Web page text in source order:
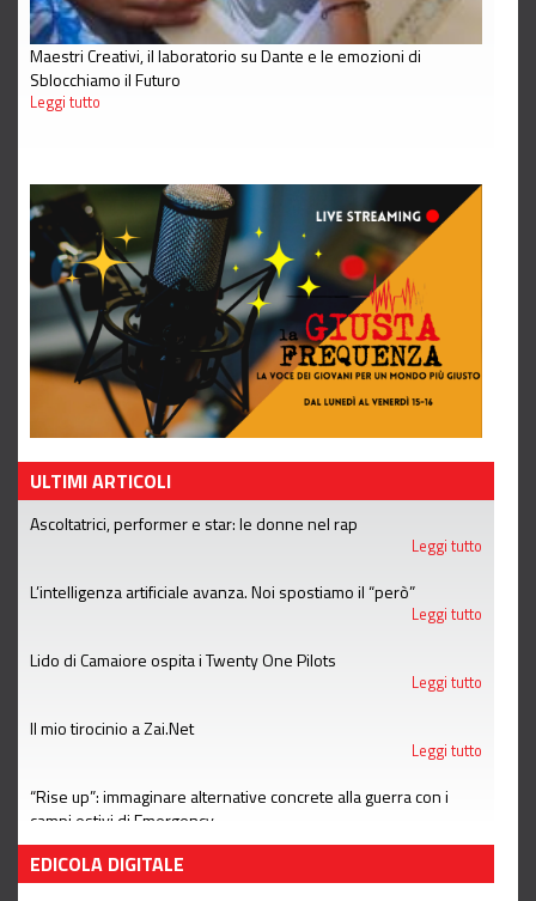
Maestri Creativi, il laboratorio su Dante e le emozioni di
Sblocchiamo il Futuro
Leggi tutto
ULTIMI ARTICOLI
Ascoltatrici, performer e star: le donne nel rap
Leggi tutto
L’intelligenza artificiale avanza. Noi spostiamo il “però”
Leggi tutto
Lido di Camaiore ospita i Twenty One Pilots
Leggi tutto
Il mio tirocinio a Zai.Net
Leggi tutto
“Rise up”: immaginare alternative concrete alla guerra con i
campi estivi di Emergency
Leggi tutto
EDICOLA DIGITALE